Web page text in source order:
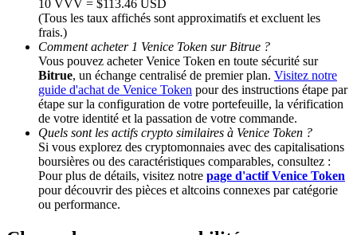
Deposit CASHCAT & Win
Share 500000 CASHCAT prize pool
Exclusive for BitMart Users
Register & Trade to Win 500,000 USDT
10 VVV = $113.46 USD
(Tous les taux affichés sont approximatifs et excluent les
frais.)
Comment acheter 1 Venice Token sur Bitrue ?
Vous pouvez acheter Venice Token en toute sécurité sur
Bitrue, un échange centralisé de premier plan. Visitez notre
guide d'achat de Venice Token pour des instructions étape par
étape sur la configuration de votre portefeuille, la vérification
de votre identité et la passation de votre commande.
Quels sont les actifs crypto similaires à Venice Token ?
Si vous explorez des cryptomonnaies avec des capitalisations
boursières ou des caractéristiques comparables, consultez :
Pour plus de détails, visitez notre page d'actif Venice Token
pour découvrir des pièces et altcoins connexes par catégorie
ou performance.